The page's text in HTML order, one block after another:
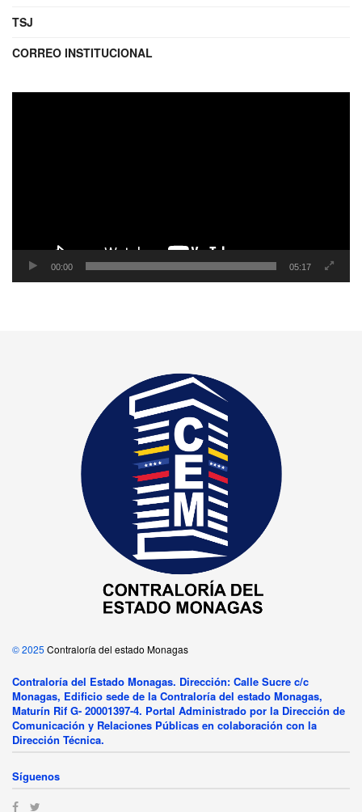
TSJ
CORREO INSTITUCIONAL
00:00 05:17
© 2025 Contraloría del estado Monagas
Contraloría del Estado Monagas. Dirección: Calle Sucre c/c
Monagas, Edificio sede de la Contraloría del estado Monagas,
Maturín Rif G- 20001397-4. Portal Administrado por la Dirección de
Comunicación y Relaciones Públicas en colaboración con la
Dirección Técnica.
Síguenos